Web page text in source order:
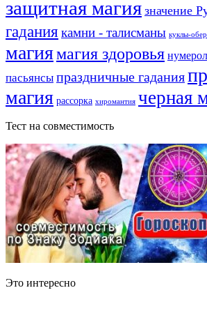
защитная магия значение
гадания камни - талисманы куклы-
магиямагия здоровья
пасьянсы праздничные гадания
магия рассорка хиромантия черная
Тест на совместимость
Это интересно